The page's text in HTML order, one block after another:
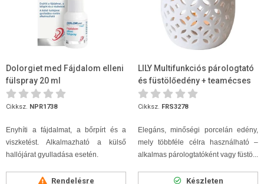
Dolorgiet med Fájdalom elleni
fülspray 20 ml
Cikksz. NPR1738
Enyhíti a fájdalmat, a bőrpírt és a
viszketést. Alkalmazható a külső
hallójárat gyulladása esetén.
Rendelésre
LILY Multifunkciós párologtató
és füstölőedény + teamécses
Cikksz. FRS3278
Elegáns, minőségi porcelán edény,
mely többféle célra használható –
alkalmas párologtatóként vagy füstö...
Készleten